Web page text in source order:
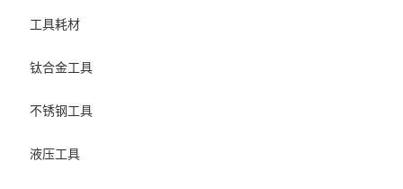
工具耗材
钛合金工具
不锈钢工具
液压工具